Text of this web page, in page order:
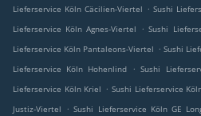
Lieferservice Köln Cäcilien-Viertel . Sushi
Lieferservice Köln Agnes-Viertel
. Sushi
Lieferservice Köln Pantaleons-Viertel . Sushi
Lieferservice Köln Hohenlind
. Sushi
Lieferservice Köln Kriel . Sushi Lieferservice
Justiz-Viertel
. Sushi Lieferservice Köln GE